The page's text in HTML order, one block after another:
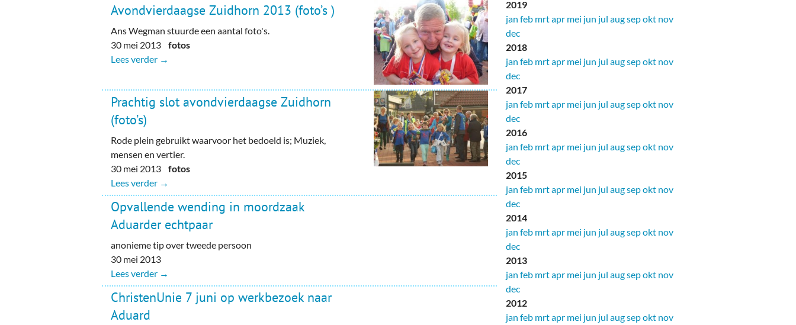
Avondvierdaagse Zuidhorn 2013 (foto’s )
Ans Wegman stuurde een aantal foto's.
30 mei 2013fotos
Lees verder →
Prachtig slot avondvierdaagse Zuidhorn
(foto’s)
Rode plein gebruikt waarvoor het bedoeld is; Muziek,
mensen en vertier.
30 mei 2013fotos
Lees verder →
Opvallende wending in moordzaak
Aduarder echtpaar
anonieme tip over tweede persoon
30 mei 2013
Lees verder →
ChristenUnie 7 juni op werkbezoek naar
Aduard
2019
jan feb mrtapr mei jun jul augsepokt nov
dec
2018
jan feb mrtapr mei jun jul augsepokt nov
dec
2017
jan feb mrtapr mei jun jul augsepokt nov
dec
2016
jan feb mrtapr mei jun jul augsepokt nov
dec
2015
jan feb mrtapr mei jun jul augsepokt nov
dec
2014
jan feb mrtapr mei jun jul augsepokt nov
dec
2013
jan feb mrtapr mei jun jul augsepokt nov
dec
2012
jan feb mrtapr mei jun jul augsepokt nov